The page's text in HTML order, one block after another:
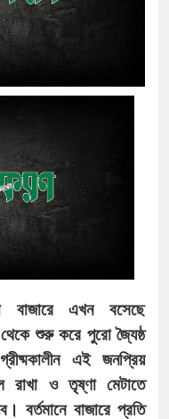
বাজারে এখন বসেছে
শুরু করে পুরো জ্যৈষ্ঠ
এই জনপ্রিয়
রাখা ও তৃষ্ণা মেটাতে
বর্তমানে বাজারে প্রতি